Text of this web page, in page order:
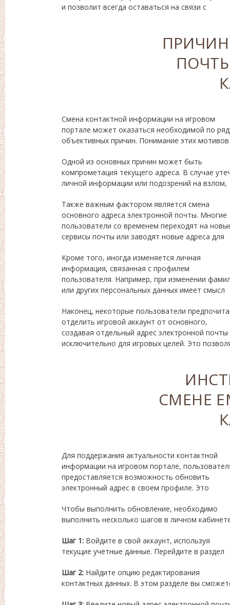
и позволит всегда оставаться на связи с
Смена контактной информации на игровом
портале может оказаться необходимой по
объективных причин. Понимание этих мотивов
поможет игрокам принимать более
обоснованные решения относительно
Одной из основных причин может быть
компрометация текущего адреса. В случае
личной информации или подозрений на взлом,
лучше всего обновить контактные данные, чтобы
защитить свой профиль и избежать
Также важным фактором является смена
основного адреса электронной почты. Многие
пользователи со временем переходят на
сервисы почты или заводят новые адреса для
деловой переписки. Чтобы сохранить
актуальность данных на сайте, обновление
Кроме того, иногда изменяется личная
информация, связанная с профилем
пользователя. Например, при изменении
или других персональных данных имеет смысл
обновить контактные сведения, чтобы избежать
путаницы и обеспечить корректное
Наконец, некоторые пользователи
отделить игровой аккаунт от основного,
создавая отдельный адрес электронной почты
исключительно для игровых целей. Это
лучше управлять уведомлениями и
контроль над входящими сообщениями,
СМЕНЕ
Для поддержания актуальности контактной
информации на игровом портале,
предоставляется возможность обновить
электронный адрес в своем профиле. Это
помогает обеспечить получение важной
информации, связанной с
Чтобы выполнить обновление, необходимо
выполнить несколько шагов в личном
Важно соблюдать последовательность действий
Шаг 1: Войдите в свой аккаунт, используя
текущие учетные данные. Перейдите в раздел
настроек профиля, расположенный в меню
Шаг 2: Найдите опцию редактирования
контактных данных. В этом разделе вы
увидеть текущий адрес и возможность его